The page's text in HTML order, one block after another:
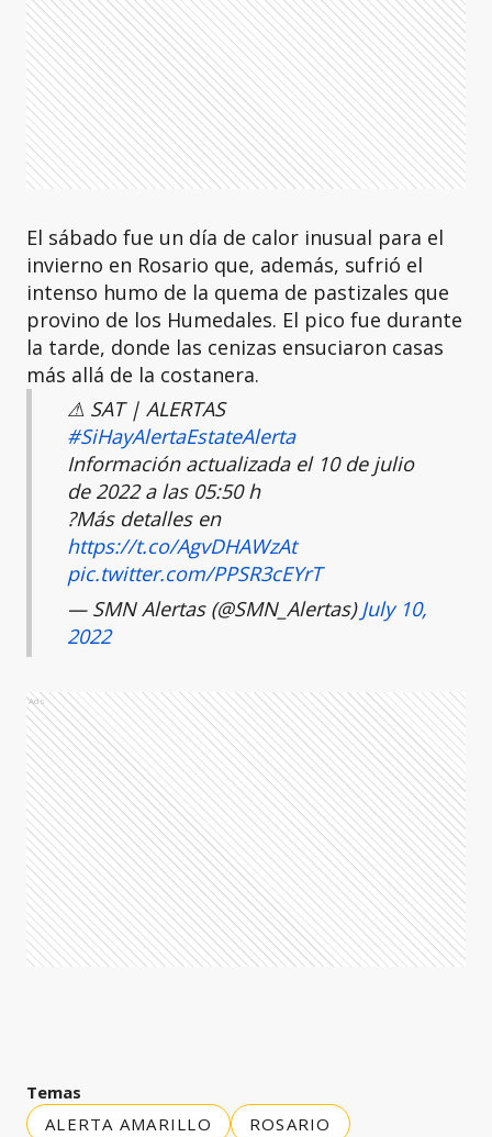
El sábado fue un día de calor inusual para el
invierno en Rosario que, además, sufrió el
intenso humo de la quema de pastizales que
provino de los Humedales. El pico fue durante
la tarde, donde las cenizas ensuciaron casas
más allá de la costanera.
⚠ SAT | ALERTAS
#SiHayAlertaEstateAlerta
Información actualizada el 10 de julio
de 2022 a las 05:50 h
?Más detalles en
https://t.co/AgvDHAWzAt
pic.twitter.com/PPSR3cEYrT
— SMN Alertas (@SMN_Alertas) July 10,
2022
Ads
Temas
ALERTA AMARILLO
ROSARIO